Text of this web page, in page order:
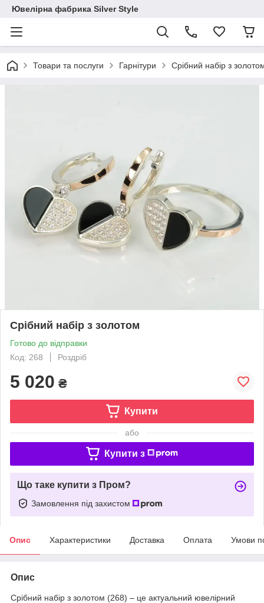
Ювелірна фабрика Silver Style
Товари та послуги Гарнітури Срібний набір з
Срібний набір з золотом
Готово до відправки
Код: 268
Роздріб
5 020 ₴
Купити
або
Купити з
Що таке купити з Пром?
Замовлення під захистом
Опис Характеристики Доставка Оплата Умови
Опис
Срібний набір з золотом (268) – це актуальний ювелірний